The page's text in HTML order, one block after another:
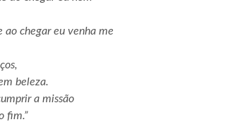
ao chegar eu venha me
beleza.
a missão
fim.”